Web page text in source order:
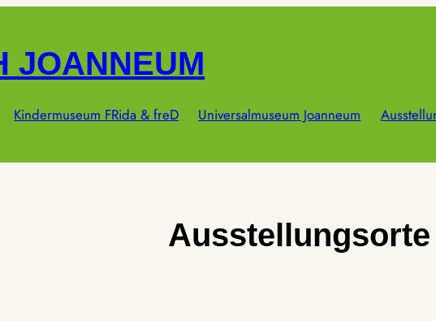
JOANNEUM
Kindermuseum FRida & freD Universalmuseum Joanneum
Ausstellungsorte